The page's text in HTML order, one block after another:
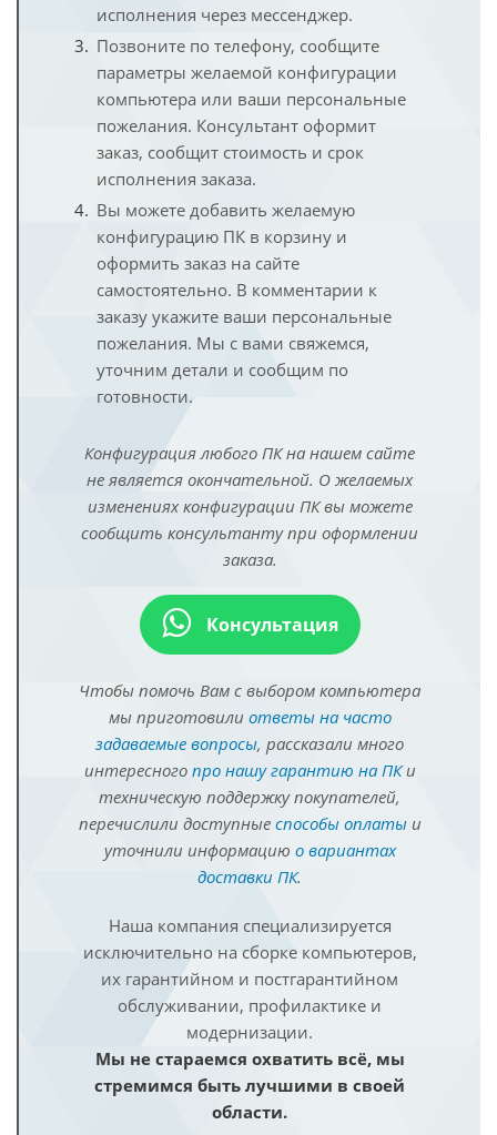
исполнения через мессенджер.
Позвоните по телефону, сообщите
параметры желаемой конфигурации
компьютера или ваши персональные
пожелания. Консультант оформит
заказ, сообщит стоимость и срок
исполнения заказа.
Вы можете добавить желаемую
конфигурацию ПК в корзину и
оформить заказ на сайте
самостоятельно. В комментарии к
заказу укажите ваши персональные
пожелания. Мы с вами свяжемся,
уточним детали и сообщим по
готовности.
Конфигурация любого ПК на нашем сайте
не является окончательной. О желаемых
изменениях конфигурации ПК вы можете
сообщить консультанту при оформлении
заказа.
Консультация
Чтобы помочь Вам с выбором компьютера
мы приготовили ответы на часто
задаваемые вопросы, рассказали много
интересного про нашу гарантию на ПКи
техническую поддержку покупателей,
перечислили доступные способы оплатыи
уточнили информацию о вариантах
доставки ПК.
Наша компания специализируется
исключительно на сборке компьютеров,
их гарантийном и постгарантийном
обслуживании, профилактике и
модернизации.
Мы не стараемся охватить всё, мы
стремимся быть лучшими в своей
области.